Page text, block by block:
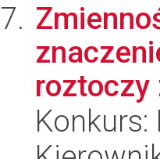
roztoczy
Konkurs: